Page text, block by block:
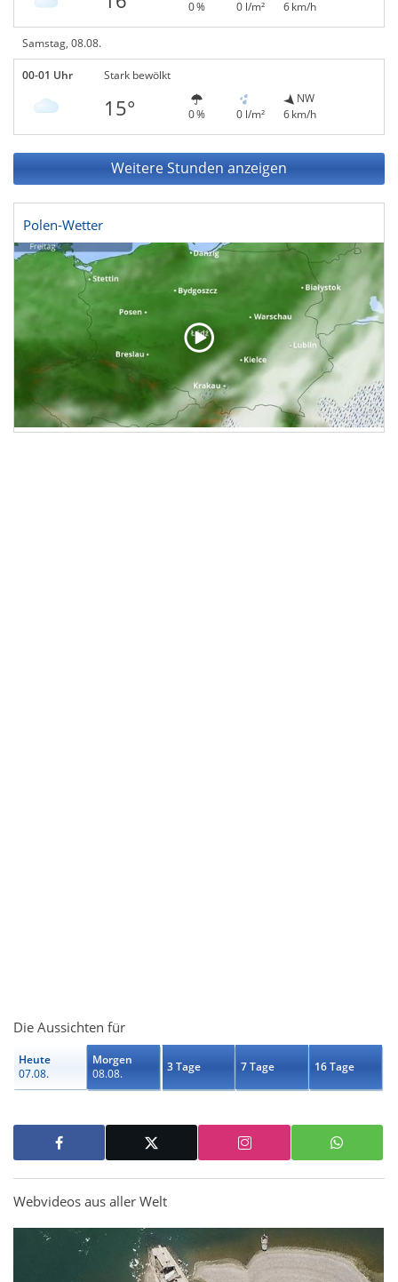
0 % 0 l/m² 6 km/h
Samstag, 08.08.
00-01 Uhr Stark bewölkt
15° 0 % 0 l/m²
NW
6 km/h
Weitere Stunden anzeigen
Polen-Wetter
Die Aussichten für
Heute
07.08.
Morgen
08.08.
3 Tage 7 Tage 16 Tage
Webvideos aus aller Welt